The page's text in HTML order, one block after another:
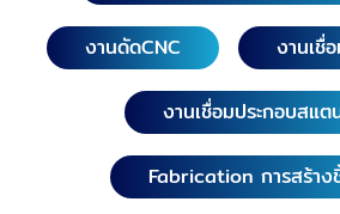
งานดัดCNC งานเชื่
งานเชื่อมประกอบสแต
Fabrication การสร้าง